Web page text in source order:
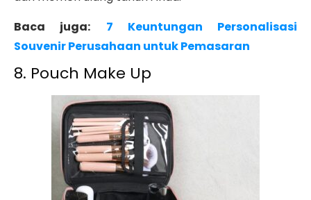
Baca juga:
7 Keuntungan Personalisasi
Souvenir Perusahaan untuk Pemasaran
8. Pouch Make Up